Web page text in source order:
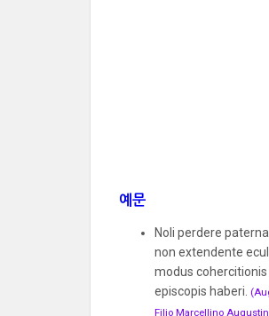
예문
Noli perdere
non extendente
modus
episcopis haberi.
Filio Marcellino